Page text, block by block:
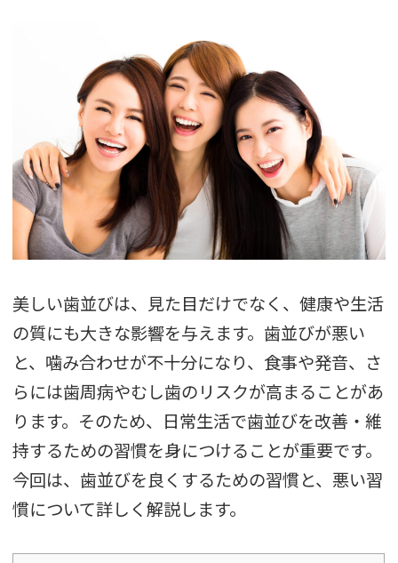
美しい歯並びは、見た目だけでなく、健康や生活
の質にも大きな影響を与えます。歯並びが悪い
と、噛み合わせが不十分になり、食事や発音、さ
らには歯周病やむし歯のリスクが高まることがあ
ります。そのため、日常生活で歯並びを改善・維
持するための習慣を身につけることが重要です。
今回は、歯並びを良くするための習慣と、悪い習
慣について詳しく解説します。